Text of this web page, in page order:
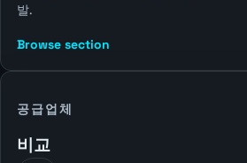
발.
Browse section
공급업체
비교